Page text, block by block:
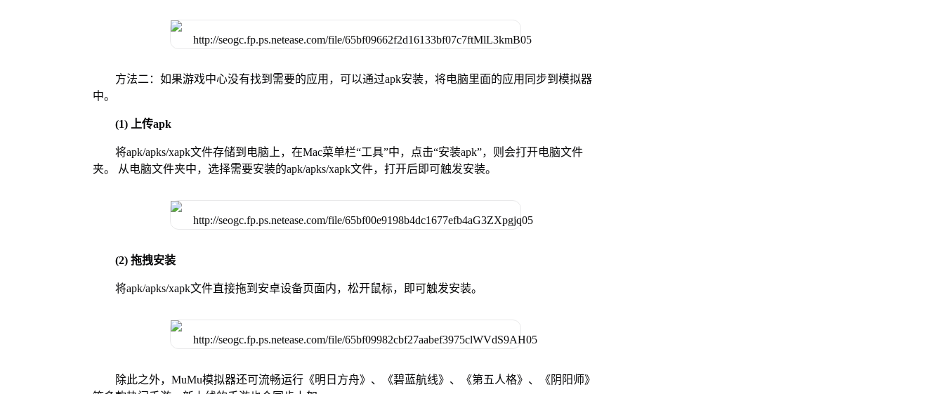
方法二：如果游戏中心没有找到需要的应用，可以通过apk安装，将电脑里面的应用同步到模拟器
中。
(1) 上传apk
将apk/apks/xapk文件存储到电脑上，在Mac菜单栏“工具”中，点击“安装apk”，则会打开电脑文件
夹。 从电脑文件夹中，选择需要安装的apk/apks/xapk文件，打开后即可触发安装。
(2) 拖拽安装
将apk/apks/xapk文件直接拖到安卓设备页面内，松开鼠标，即可触发安装。
除此之外，MuMu模拟器还可流畅运行《明日方舟》、《碧蓝航线》、《第五人格》、《阴阳师》